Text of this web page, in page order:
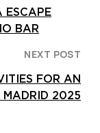
ESCAPE
BAR
NEXT POST
FOR AN
MADRID 2025